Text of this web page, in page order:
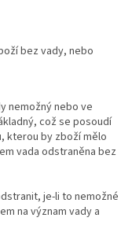
bez vady, nebo
nemožný nebo ve
což se posoudí
kterou by zboží mělo
vada odstraněna bez
je-li to nemožné
na význam vady a